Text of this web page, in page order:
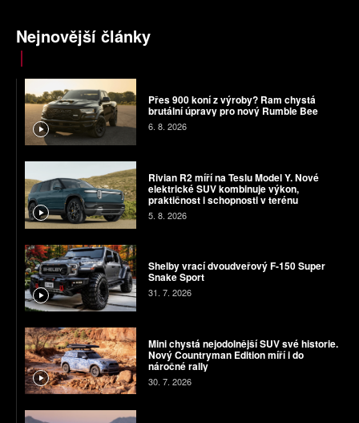
Nejnovější články
Přes 900 koní z výroby? Ram chystá
brutální úpravy pro nový Rumble Bee
6. 8. 2026
Rivian R2 míří na Teslu Model Y. Nové
elektrické SUV kombinuje výkon,
praktičnost i schopnosti v terénu
5. 8. 2026
Shelby vrací dvoudveřový F-150 Super
Snake Sport
31. 7. 2026
Mini chystá nejodolnější SUV své historie.
Nový Countryman Edition míří i do
náročné rally
30. 7. 2026